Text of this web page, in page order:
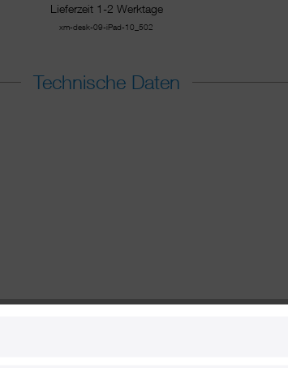
Lieferzeit 1-2 Werktage
xm-desk-09-iPad-10_502
Technische Daten